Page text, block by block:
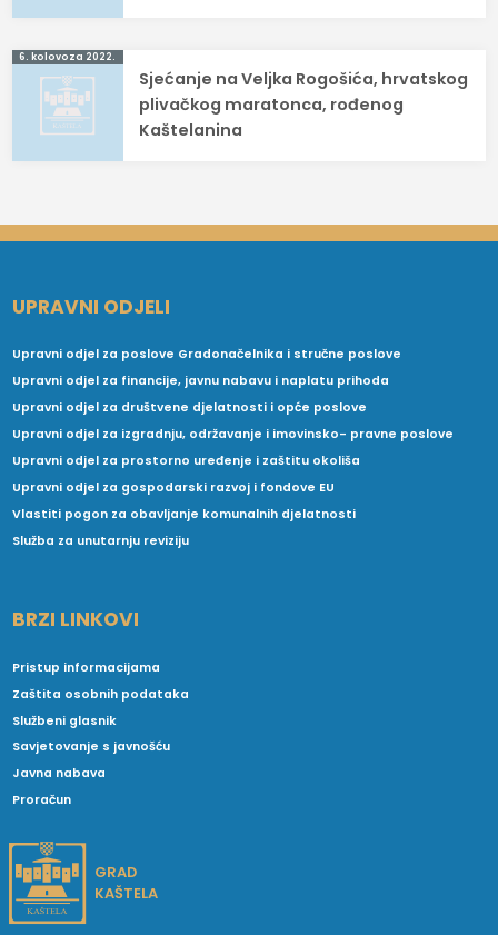
6. kolovoza 2022.
Sjećanje na Veljka Rogošića, hrvatskog
plivačkog maratonca, rođenog
Kaštelanina
UPRAVNI ODJELI
Upravni odjel za poslove Gradonačelnika i stručne poslove
Upravni odjel za financije, javnu nabavu i naplatu prihoda
Upravni odjel za društvene djelatnosti i opće poslove
Upravni odjel za izgradnju, održavanje i imovinsko- pravne poslove
Upravni odjel za prostorno uređenje i zaštitu okoliša
Upravni odjel za gospodarski razvoj i fondove EU
Vlastiti pogon za obavljanje komunalnih djelatnosti
Služba za unutarnju reviziju
BRZI LINKOVI
Pristup informacijama
Zaštita osobnih podataka
Službeni glasnik
Savjetovanje s javnošću
Javna nabava
Proračun
GRAD
KAŠTELA